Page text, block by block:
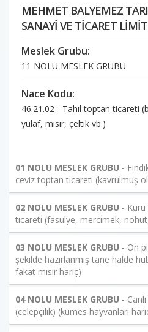
MEHMET BALYEMEZ
SANAYİ VE TİCARET
Meslek Grubu:
11 NOLU MESLEK GRUBU
Nace Kodu:
46.21.02 - Tahıl toptan ticareti
yulaf, mısır, çeltik vb.)
01 NOLU MESLEK GRUBU -
ceviz toptan ticareti (kavrulmuş
02 NOLU MESLEK GRUBU -
ticareti (fasulye, mercimek,
03 NOLU MESLEK GRUBU - Ön
şekilde hazırlanmış tane halde
fakat mısır hariç)
04 NOLU MESLEK GRUBU -
(celepçilik) (kümes hayvanları